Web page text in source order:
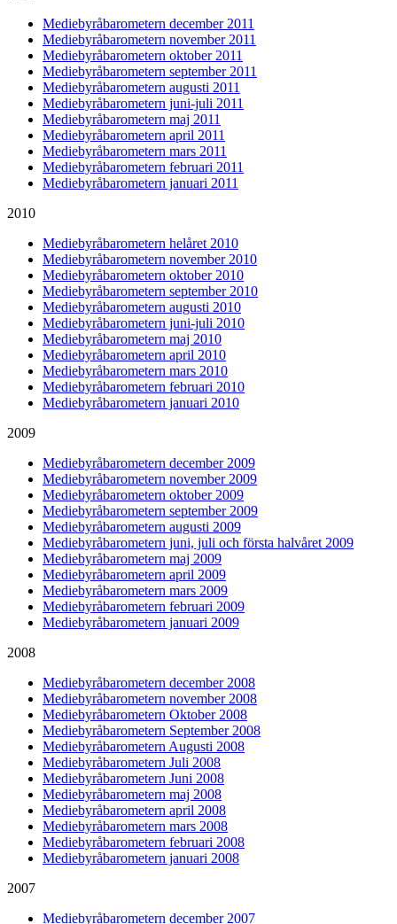
Mediebyråbarometern december 2011
Mediebyråbarometern november 2011
Mediebyråbarometern oktober 2011
Mediebyråbarometern september 2011
Mediebyråbarometern augusti 2011
Mediebyråbarometern juni-juli 2011
Mediebyråbarometern maj 2011
Mediebyråbarometern april 2011
Mediebyråbarometern mars 2011
Mediebyråbarometern februari 2011
Mediebyråbarometern januari 2011
2010
Mediebyråbarometern helåret 2010
Mediebyråbarometern november 2010
Mediebyråbarometern oktober 2010
Mediebyråbarometern september 2010
Mediebyråbarometern augusti 2010
Mediebyråbarometern juni-juli 2010
Mediebyråbarometern maj 2010
Mediebyråbarometern april 2010
Mediebyråbarometern mars 2010
Mediebyråbarometern februari 2010
Mediebyråbarometern januari 2010
2009
Mediebyråbarometern december 2009
Mediebyråbarometern november 2009
Mediebyråbarometern oktober 2009
Mediebyråbarometern september 2009
Mediebyråbarometern augusti 2009
Mediebyråbarometern juni, juli och första halvåret 2009
Mediebyråbarometern maj 2009
Mediebyråbarometern april 2009
Mediebyråbarometern mars 2009
Mediebyråbarometern februari 2009
Mediebyråbarometern januari 2009
2008
Mediebyråbarometern december 2008
Mediebyråbarometern november 2008
Mediebyråbarometern Oktober 2008
Mediebyråbarometern September 2008
Mediebyråbarometern Augusti 2008
Mediebyråbarometern Juli 2008
Mediebyråbarometern Juni 2008
Mediebyråbarometern maj 2008
Mediebyråbarometern april 2008
Mediebyråbarometern mars 2008
Mediebyråbarometern februari 2008
Mediebyråbarometern januari 2008
2007
Mediebyråbarometern december 2007